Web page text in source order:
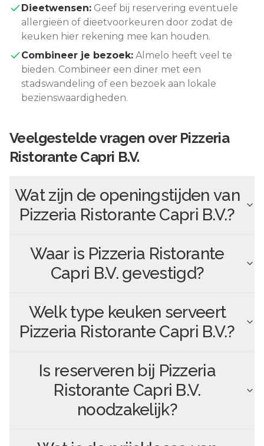
Dieetwensen: Geef bij reservering eventuele
allergieën of dieetvoorkeuren door zodat de
keuken hier rekening mee kan houden.
Combineer je bezoek: Almelo heeft veel te
bieden. Combineer een diner met een
stadswandeling of een bezoek aan lokale
bezienswaardigheden.
Veelgestelde vragen over Pizzeria
Ristorante Capri B.V.
Wat zijn de openingstijden van
Pizzeria Ristorante Capri B.V.?
Waar is Pizzeria Ristorante
Capri B.V.gevestigd?
Welk type keuken serveert
Pizzeria Ristorante Capri B.V.?
Is reserveren bij Pizzeria
Ristorante Capri B.V.
noodzakelijk?